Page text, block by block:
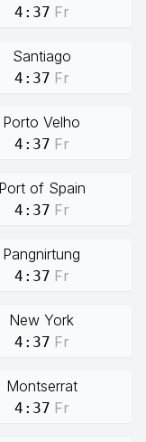
4:37 Fr
Santiago
4:37 Fr
Porto Velho
4:37 Fr
Port of Spain
4:37 Fr
Pangnirtung
4:37 Fr
New York
4:37 Fr
Montserrat
4:37 Fr